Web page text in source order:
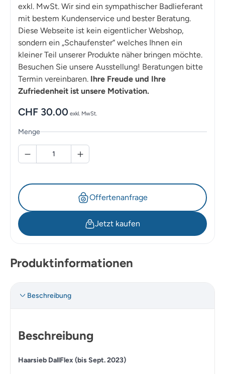
exkl. MwSt. Wir sind ein sympathischer Badlieferant
mit bestem Kundenservice und bester Beratung.
Diese Webseite ist kein eigentlicher Webshop,
sondern ein „Schaufenster“ welches Ihnen ein
kleiner Teil unserer Produkte näher bringen möchte.
Besuchen Sie unsere Ausstellung! Beratungen bitte
Termin vereinbaren. Ihre Freude und Ihre
Zufriedenheit ist unsere Motivation.
CHF 30.00 exkl. MwSt.
Menge
Offertenanfrage
Jetzt kaufen
Produktinformationen
Beschreibung
Beschreibung
Haarsieb DallFlex (bis Sept. 2023)